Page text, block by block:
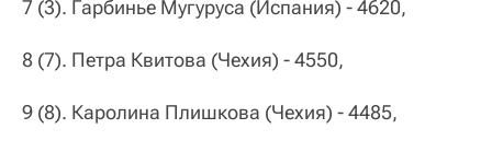
7 (3). Гарбинье Мугуруса (Испания) - 4620,
8 (7). Петра Квитова (Чехия) - 4550,
9 (8). Каролина Плишкова (Чехия) - 4485,